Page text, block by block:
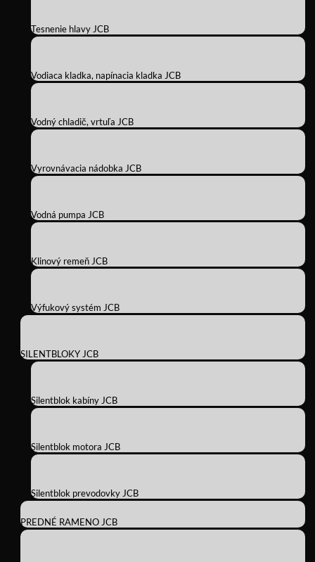
Tesnenie hlavy JCB
Vodiaca kladka, napínacia kladka JCB
Vodný chladič, vrtuľa JCB
Vyrovnávacia nádobka JCB
Vodná pumpa JCB
Klinový remeň JCB
Výfukový systém JCB
SILENTBLOKY JCB
Silentblok kabíny JCB
Silentblok motora JCB
Silentblok prevodovky JCB
PREDNÉ RAMENO JCB